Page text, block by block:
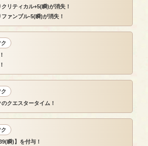
リティカル+5(瞬)が消失！
ァンブル-5(瞬)が消失！
ク
ク
のクエスタータイム！
ク
瞬)】を付与！